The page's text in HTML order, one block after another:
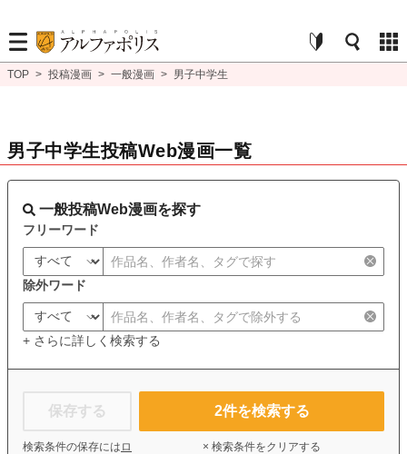
TOP > 投稿漫画 > 一般漫画 > 男子中学生
男子中学生投稿Web漫画一覧
一般投稿Web漫画を探す
フリーワード
除外ワード
+ さらに詳しく検索する
保存する
検索条件の保存には ロ
2件を検索する
× 検索条件をクリアする